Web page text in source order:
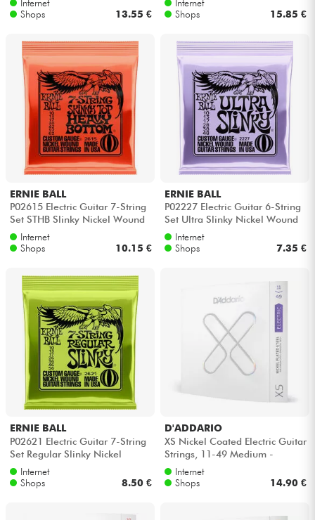
Internet
Shops
13.55 €
Internet
Shops
15.85 €
ERNIE BALL
P02615 Electric Guitar 7-String
Set STHB Slinky Nickel Wound
10-62 - 7-saiten-set
Internet
Shops
10.15 €
ERNIE BALL
P02227 Electric Guitar 6-String
Set Ultra Slinky Nickel Wound
10-48Internet
Shops
7.35 €
ERNIE BALL
P02621 Electric Guitar 7-String
Set Regular Slinky Nickel
Wound 10-56 - 7-saiten-set
Internet
Shops
8.50 €
D'ADDARIO
XS Nickel Coated Electric Guitar
Strings, 11-49 Medium -
Saitensätze
Internet
Shops
14.90 €